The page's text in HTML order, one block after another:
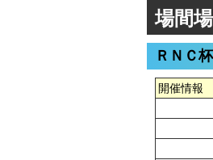
場間
ＲＮＣ
開催情報